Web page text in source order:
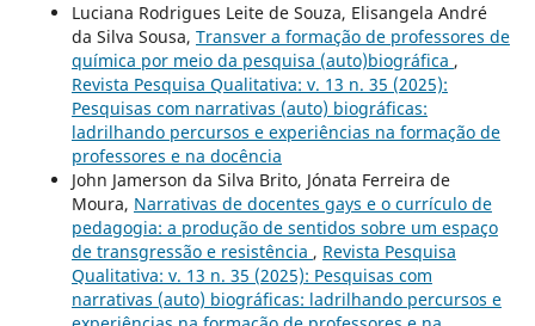
Luciana Rodrigues Leite de Souza, Elisangela André
da Silva Sousa, Transver a formação de professores de
química por meio da pesquisa (auto)biográfica ,
Revista Pesquisa Qualitativa: v. 13 n. 35 (2025):
Pesquisas com narrativas (auto) biográficas:
ladrilhando percursos e experiências na formação de
professores e na docência
John Jamerson da Silva Brito, Jónata Ferreira de
Moura, Narrativas de docentes gays e o currículo de
pedagogia: a produção de sentidos sobre um espaço
de transgressão e resistência , Revista Pesquisa
Qualitativa: v. 13 n. 35 (2025): Pesquisas com
narrativas (auto) biográficas: ladrilhando percursos e